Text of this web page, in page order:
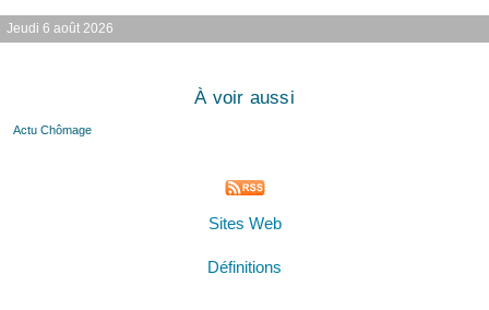
Jeudi 6 août 2026
À voir aussi
Actu Chômage
Sites Web
Définitions